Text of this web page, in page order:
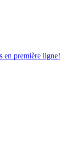
en première ligne!